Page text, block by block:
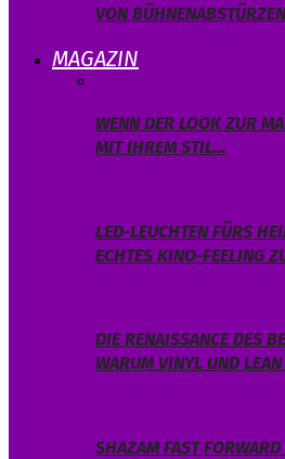
ON BÜHNENABSTÜRZEN
MAGAZIN
WENN DER LOOK ZUR
MIT IHREM STIL…
LED-LEUCHTEN FÜRS
ECHTES KINO-FEELING
DIE RENAISSANCE DES
WARUM VINYL UND
SHAZAM FAST